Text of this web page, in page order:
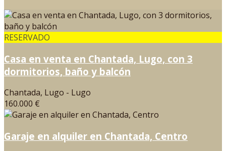
RESERVADO
Casa en venta en Chantada, Lugo, con 3
dormitorios, baño y balcón
Chantada, Lugo - Lugo
160.000 €
Garaje en alquiler en Chantada, Centro